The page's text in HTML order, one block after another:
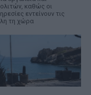
καθώς οι
εντείνουν τις
τη χώρα